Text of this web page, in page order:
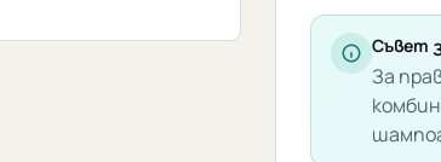
Foamer
200ml Съвет
За